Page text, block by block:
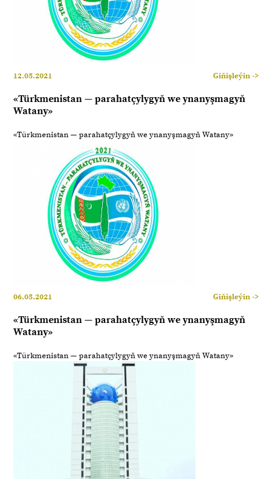
12.05.2021 Giňişleýin ->
«Türkmenistan — parahatçylygyň we ynanyşmagyň
Watany»
«Türkmenistan — parahatçylygyň we ynanyşmagyň Watany»
06.05.2021 Giňişleýin ->
«Türkmenistan — parahatçylygyň we ynanyşmagyň
Watany»
«Türkmenistan — parahatçylygyň we ynanyşmagyň Watany»